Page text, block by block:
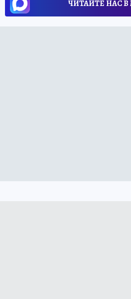
ЧИТАЙТЕ НАС В